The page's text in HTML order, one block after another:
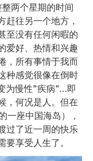
两个星期的时间
赶往另一个地方，
至没有任何闲暇的
爱好、热情和兴趣
，所有事情于我而
种感觉很像在倒时
为慢性”疾病”…即
，何况是人。但在
一座中国海岛），
过了近一周的快乐
享受人生了。